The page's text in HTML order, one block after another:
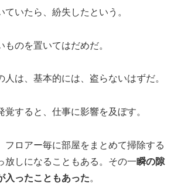
ていたら、紛失したという。
のを置いてはだめだ。
人は、基本的には、盗らないはずだ。
覚すると、仕事に影響を及ぼす。
フロアー毎に部屋をまとめて掃除する
放しになることもある。その一瞬の隙
入ったこともあった。